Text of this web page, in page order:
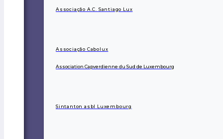
Associação A.C. Santiago Lux
Associação Cabolux
Association Capverdienne du Sud de Luxembourg
Sintanton asbl Luxembourg